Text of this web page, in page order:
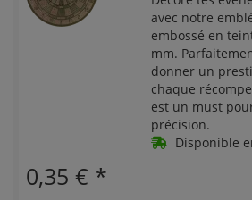
avec notre
embossé en
mm.
donner un
chaque
est un must
précision.
Disponible
0,35 € *